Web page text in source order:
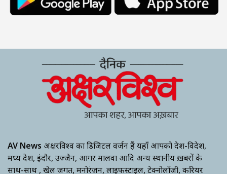
AV News अक्षरविश्व का डिजिटल वर्जन हैं यहाँ आपको देश-विदेश,
मध्य प्रदेश, इंदौर, उज्जैन, आगर मालवा आदि अन्य स्थानीय ख़बरों के
साथ-साथ , खेल जगत, मनोरंजन, लाइफस्टाइल, टेक्नोलॉजी, करियर